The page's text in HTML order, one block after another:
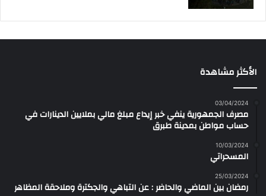
الأكثر مشاهدة
03/04/2024
مصرف الجمهورية ينفي خبر إيداع مبلغ مالي بملايين الدينارات في
حساب مواطن بمدينة طبرق
10/03/2024
المسحراتي
25/03/2024
رمضان بين الماضي والحاضر : عن التباهي والجكترة وملاحقة المظاهر